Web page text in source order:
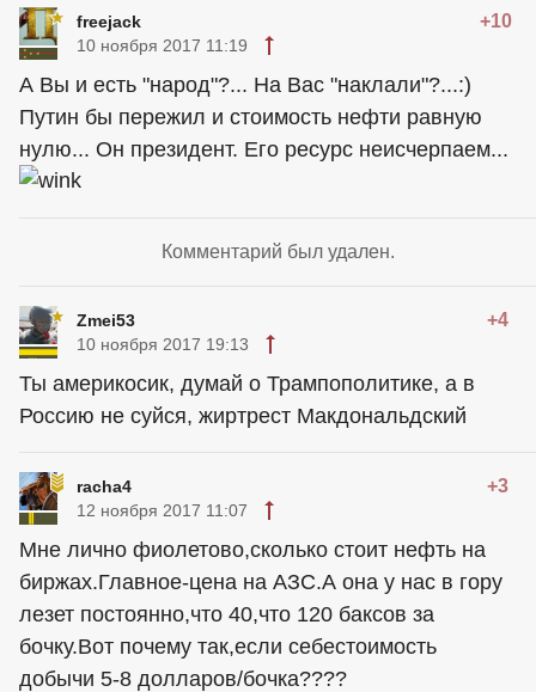
freejack +10
10 ноября 2017 11:19
А Вы и есть "народ"?... На Вас "наклали"?...:)
Путин бы пережил и стоимость нефти равную
нулю... Он президент. Его ресурс неисчерпаем...
Комментарий был удален.
Zmei53 +4
10 ноября 2017 19:13
Ты америкосик, думай о Трампополитике, а в
Россию не суйся, жиртрест Макдональдский
racha4 +3
12 ноября 2017 11:07
Мне лично фиолетово,сколько стоит нефть на
биржах.Главное-цена на АЗС.А она у нас в гору
лезет постоянно,что 40,что 120 баксов за
бочку.Вот почему так,если себестоимость
добычи 5-8 долларов/бочка????